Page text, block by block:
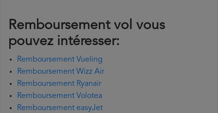
Remboursement vol vous
pouvez intéresser:
Remboursement Vueling
Remboursement Wizz Air
Remboursement Ryanair
Remboursement Volotea
Remboursement easyJet